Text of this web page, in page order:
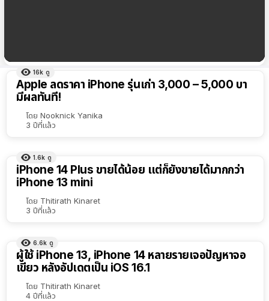
ผลลัพธ์
ทั้งหมด
เรียง
ตาม
เลือก
16k ดู
Apple ลดราคา iPhone รุ่นเก่า 3,000 – 5,000 บา
มีผลทันที!
โดย Nooknick Yanika
3 ปีที่แล้ว
1.6k ดู
iPhone 14 Plus ขายได้น้อย แต่ก็ยังขายได้มากกว่า
iPhone 13 mini
โดย Thitirath Kinaret
3 ปีที่แล้ว
6.6k ดู
ผู้ใช้ iPhone 13, iPhone 14 หลายรายเจอปัญหาจอ
เขียว หลังอัปเดตเป็น iOS 16.1
โดย Thitirath Kinaret
4 ปีที่แล้ว